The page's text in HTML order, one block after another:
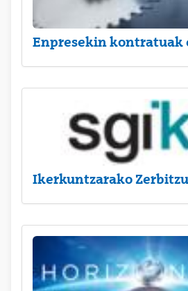
Enpresekin kontratuak
Ikerkuntzarako